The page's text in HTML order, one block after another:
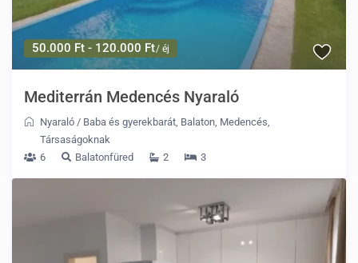
50.000 Ft - 120.000 Ft/ éj
Mediterrán Medencés Nyaraló
Nyaraló / Baba és gyerekbarát, Balaton, Medencés,
Társaságoknak
6
Balatonfüred 2 3